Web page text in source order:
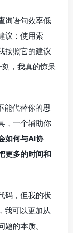
询语句效率低
议：使用索
按照它的建议
，我真的惊呆
能代替你的思
，一个辅助你
如何与AI协
更多的时间和
码，但我的状
我可以更加从
的本质。